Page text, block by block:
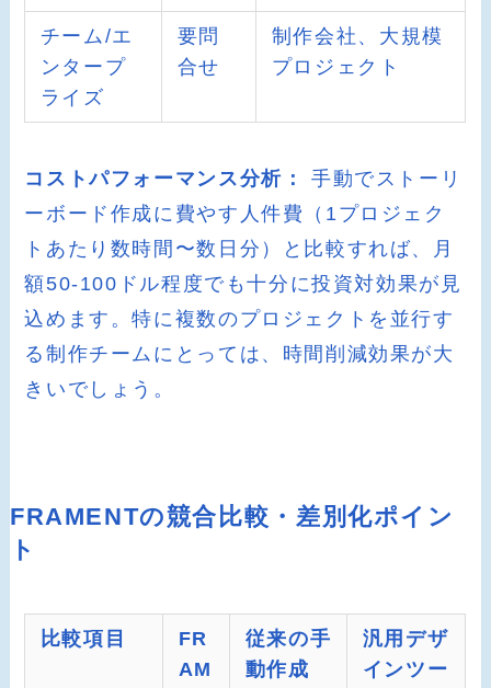
チーム/エ
ンタープ
ライズ
要問
合せ
制作会社、大規模
プロジェクト
コストパフォーマンス分析：
手動でストーリ
ーボード作成に費やす人件費（1プロジェク
トあたり数時間〜数日分）と比較すれば、月
額50-100ドル程度でも十分に投資対効果が見
込めます。特に複数のプロジェクトを並行す
る制作チームにとっては、時間削減効果が大
きいでしょう。
FRAMENTの競合比較・差別化ポイン
ト
比較項目
FR
AM
従来の手
動作成
汎用デザ
インツー